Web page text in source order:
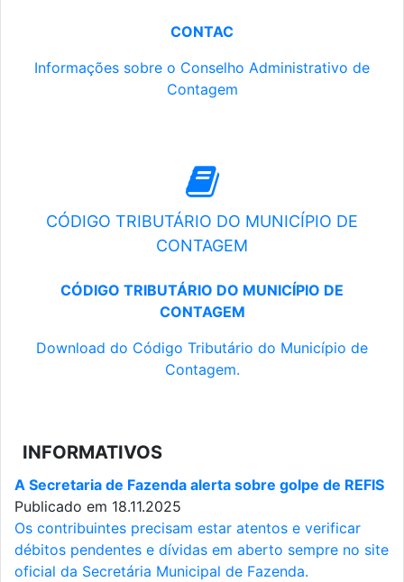
CONTAC
Informações sobre o Conselho Administrativo de
Contagem
CÓDIGO TRIBUTÁRIO DO MUNICÍPIO DE
CONTAGEM
CÓDIGO TRIBUTÁRIO DO MUNICÍPIO DE
CONTAGEM
Download do Código Tributário do Município de
Contagem.
INFORMATIVOS
A Secretaria de Fazenda alerta sobre golpe de REFIS
Publicado em 18.11.2025
Os contribuintes precisam estar atentos e verificar
débitos pendentes e dívidas em aberto sempre no site
oficial da Secretária Municipal de Fazenda.